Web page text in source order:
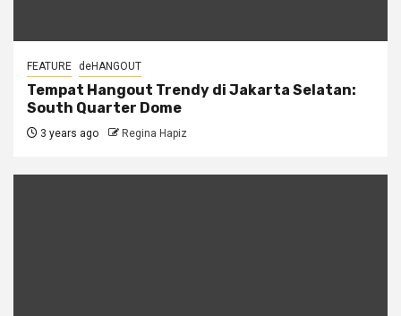
FEATURE deHANGOUT
Tempat Hangout Trendy di Jakarta Selatan:
South Quarter Dome
3 years ago Regina Hapiz